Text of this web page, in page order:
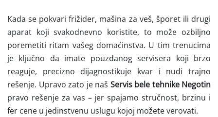
Kada se pokvari frižider, mašina za veš, šporet ili drugi
aparat koji svakodnevno koristite, to može ozbiljno
poremetiti ritam vašeg domaćinstva. U tim trenucima
je ključno da imate pouzdanog servisera koji brzo
reaguje, precizno dijagnostikuje kvar i nudi trajno
rešenje. Upravo zato je naš Servis bele tehnike Negotin
pravo rešenje za vas – jer spajamo stručnost, brzinu i
fer cene u jedinstvenu uslugu kojoj možete verovati.